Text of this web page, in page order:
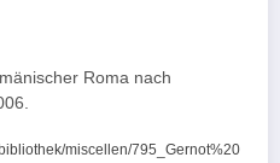
Roma nach
miscellen/795_Gernot%20